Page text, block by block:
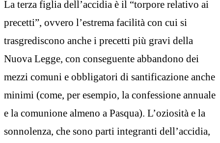
La terza figlia dell’accidia è il “torpore relativo ai
precetti”, ovvero l’estrema facilità con cui si
trasgrediscono anche i precetti più gravi della
Nuova Legge, con conseguente abbandono dei
mezzi comuni e obbligatori di santificazione anche
minimi (come, per esempio, la confessione annuale
e la comunione almeno a Pasqua). L’oziosità e la
sonnolenza, che sono parti integranti dell’accidia,